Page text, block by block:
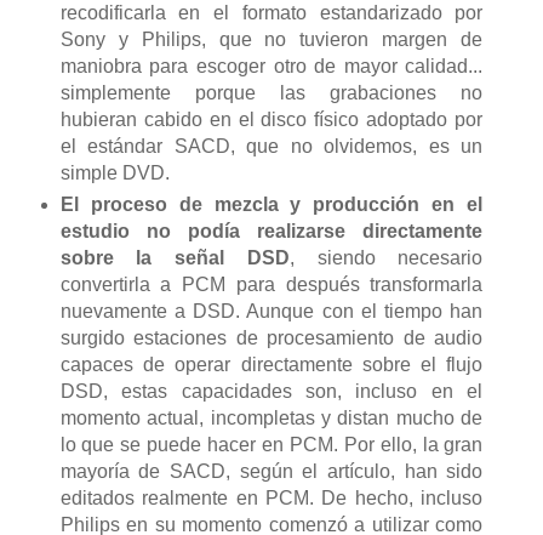
recodificarla en el formato estandarizado por
Sony y Philips, que no tuvieron margen de
maniobra para escoger otro de mayor calidad...
simplemente porque las grabaciones no
hubieran cabido en el disco físico adoptado por
el estándar SACD, que no olvidemos, es un
simple DVD.
El proceso de mezcla y producción en el
estudio no podía realizarse directamente
sobre la señal DSD, siendo necesario
convertirla a PCM para después transformarla
nuevamente a DSD. Aunque con el tiempo han
surgido estaciones de procesamiento de audio
capaces de operar directamente sobre el flujo
DSD, estas capacidades son, incluso en el
momento actual, incompletas y distan mucho de
lo que se puede hacer en PCM. Por ello, la gran
mayoría de SACD, según el artículo, han sido
editados realmente en PCM. De hecho, incluso
Philips en su momento comenzó a utilizar como